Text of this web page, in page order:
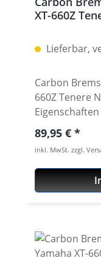
XT-660Z
Lieferbar,
Carbon
660Z Tenere Neben den guten
exakter
nahezu
niedriges
Flexibilität
Einzelleitung
ist immer
besseren
Regulärer
89,95 €
inkl. MwSt. zzgl.